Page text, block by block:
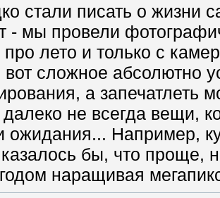
стали писать о жизни
- мы провели
лето и только с
сложное абсолютно
а запечатлеть
не всегда вещи,
ожидания... Например,
бы, что проще,
наращивая